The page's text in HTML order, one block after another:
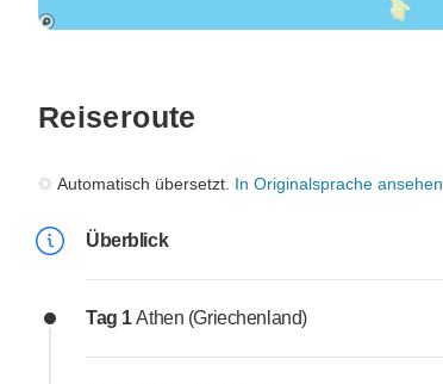
Reiseroute
Automatisch übersetzt. In Originalsprache ansehen
Überblick
Tag 1Athen (Griechenland)